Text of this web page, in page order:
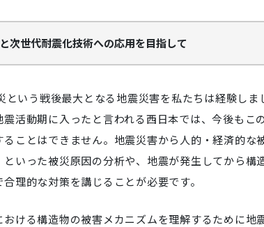
次世代耐震化技術への応用を目指して
という戦後最大となる地震災害を私たちは経験し
活動期に入ったと言われる西日本では、今後もこ
ことはできません。地震災害から人的・経済的な
いった被災原因の分析や、地震が発生してから構
理的な対策を講じることが必要です。
ける構造物の被害メカニズムを理解するために地